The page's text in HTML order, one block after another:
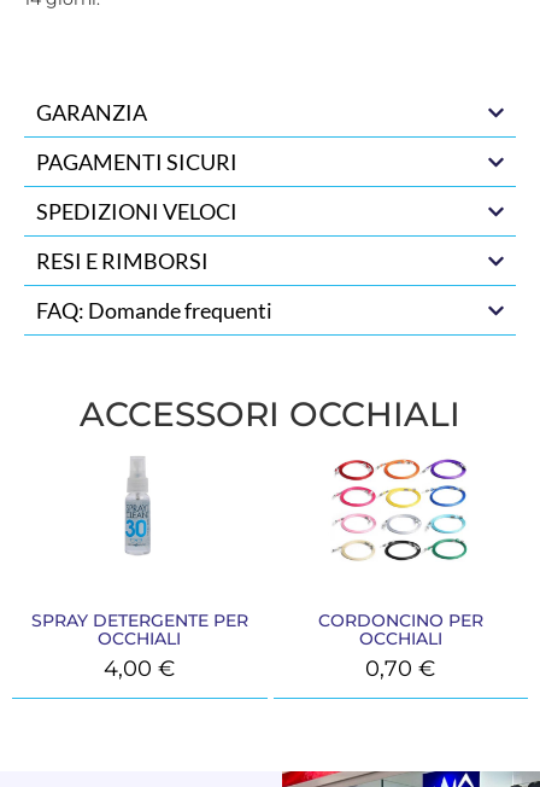
GARANZIA
PAGAMENTI SICURI
SPEDIZIONI VELOCI
RESI E RIMBORSI
FAQ: Domande frequenti
ACCESSORI OCCHIALI
SPRAY DETERGENTE PER
OCCHIALI
4,00€
CORDONCINO PER
OCCHIALI
0,70€